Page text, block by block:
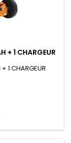
+ 1 CHARGEUR
1 CHARGEUR